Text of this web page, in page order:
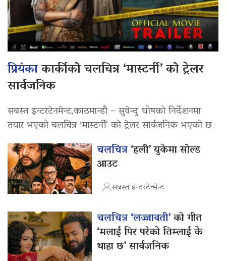
प्रियंकाकार्कीको चलचित्र ‘मास्टर्नी’ को ट्रेलर
सार्वजनिक
सबस्त इन्टरटेनमेन्ट,काठमान्डौ – सुवेन्दु घोषको निर्देशनमा
तयार भएको चलचित्र ‘मास्टर्नी’ को ट्रेलर सार्वजनिक भएको छ
चलचित्र‘हली’ युकेमा सोल्ड
आउट
सबस्त इन्टरटेन्मेन्ट
चलचित्र ‘लज्जावती’को गीत
‘मलाई पिर परेको तिम्लाई के
थाहा छ’ सार्वजनिक